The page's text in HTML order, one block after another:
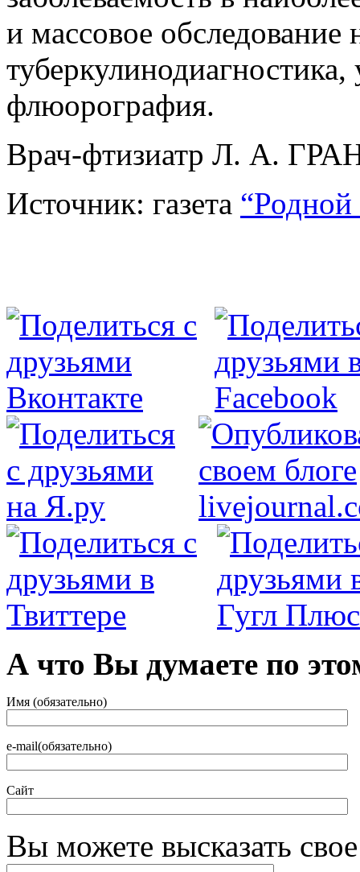
и массовое обследование
флюорография.
Врач-фтизиатр Л. А.
Источник: газета “Родной
А что Вы думаете по
Имя (обязательно)
e-mail(обязательно)
Сайт
Вы можете высказать